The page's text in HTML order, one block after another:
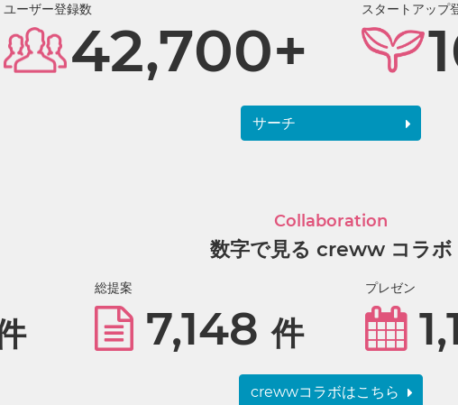
ユーザー登録数
42,700+
スタートアップ
サーチ
Collaboration
数字で見る creww コラボ
総提案
7,148件
プレゼン
crewwコラボはこちら